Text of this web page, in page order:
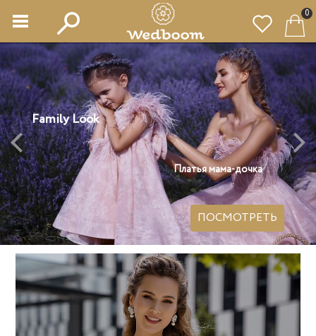
0
Family Look
Платья мама-дочка
ПОСМОТРЕТЬ